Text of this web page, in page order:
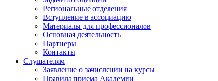
Региональные отделения
Вступление в ассоциацию
Материалы для профессионалов
Основная деятельность
Партнеры
Контакты
Слушателям
Заявление о зачислении на курсы
Правила приема Академии